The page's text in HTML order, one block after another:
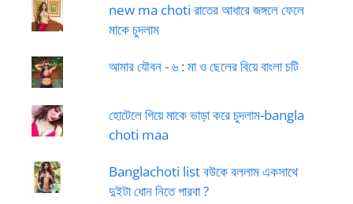
new ma choti রাতের আধারে জঙ্গলে ফেলে
মাকে চুদলাম
আমার যৌবন - ৬ : মা ও ছেলের বিয়ে বাংলা চটি
হোটেলে গিয়ে মাকে ভাড়া করে চুদলাম-bangla
choti maa
Banglachoti list বউকে বললাম একসাথে
দুইটা ধোন নিতে পারবা ?